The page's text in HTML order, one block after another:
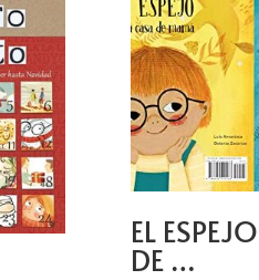
EL
DE …